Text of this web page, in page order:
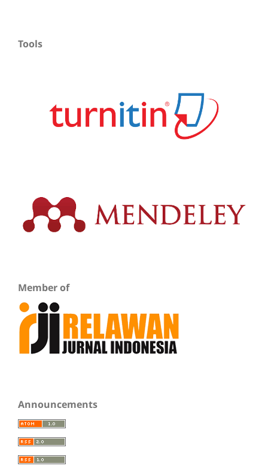
Tools
Member of
Announcements